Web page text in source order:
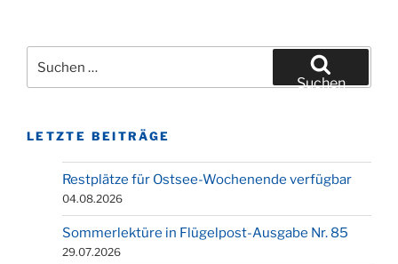
nach:
Suchen
LETZTE BEITRÄGE
Restplätze für Ostsee-Wochenende verfügbar
04.08.2026
Sommerlektüre in Flügelpost-Ausgabe Nr. 85
29.07.2026